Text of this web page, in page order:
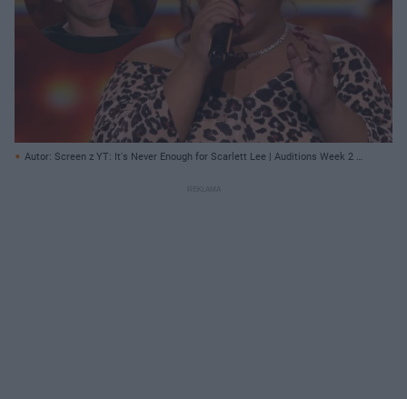
Autor: Screen z YT: It's Never Enough for Scarlett Lee | Auditions Week 2 |